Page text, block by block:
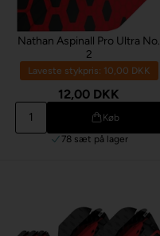
Nathan Aspinall Pro Ultra No.
2
Laveste stykpris: 10,00 DKK
12,00 DKK
Køb
78 sæt på lager